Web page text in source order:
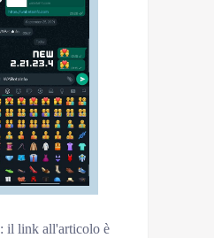
il link all'articolo è